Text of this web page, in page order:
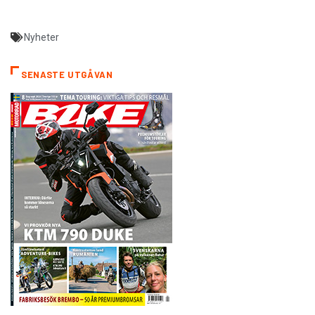
Nyheter
SENASTE UTGÅVAN